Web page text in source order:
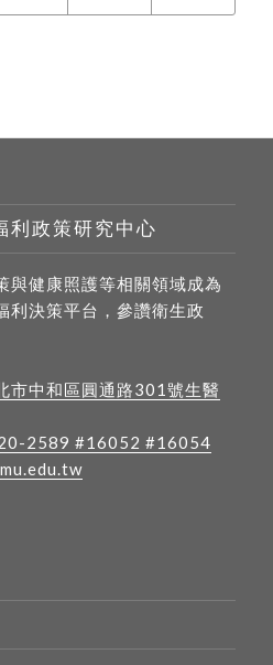
利政策研究中心
與健康照護等相關領域成為
利決策平台，參讚衛生政
市中和區圓通路301號生醫
2589 #16052 #16054